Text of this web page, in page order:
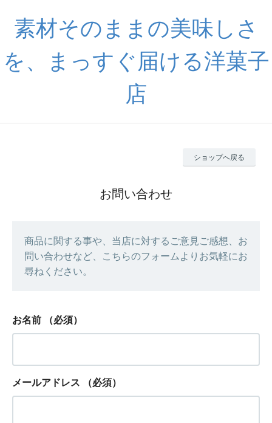
素材そのままの美味しさ
を、まっすぐ届ける洋菓子
店
ショップへ戻る
お問い合わせ
商品に関する事や、当店に対するご意見ご感想、お
問い合わせなど、こちらのフォームよりお気軽にお
尋ねください。
お名前 （必須）
メールアドレス （必須）